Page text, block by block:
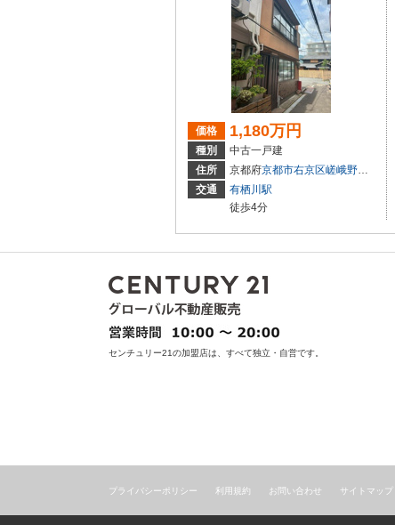
価格 1,180万円
種別
中古一戸建
住所
京都府京都市右京区嵯峨野宮ノ元町
交通
有栖川駅
徒歩4分
センチュリー21の加盟店は、すべて独立・自営です。
プライバシーポリシー 利用規約 お問い合わせ サイトマップ